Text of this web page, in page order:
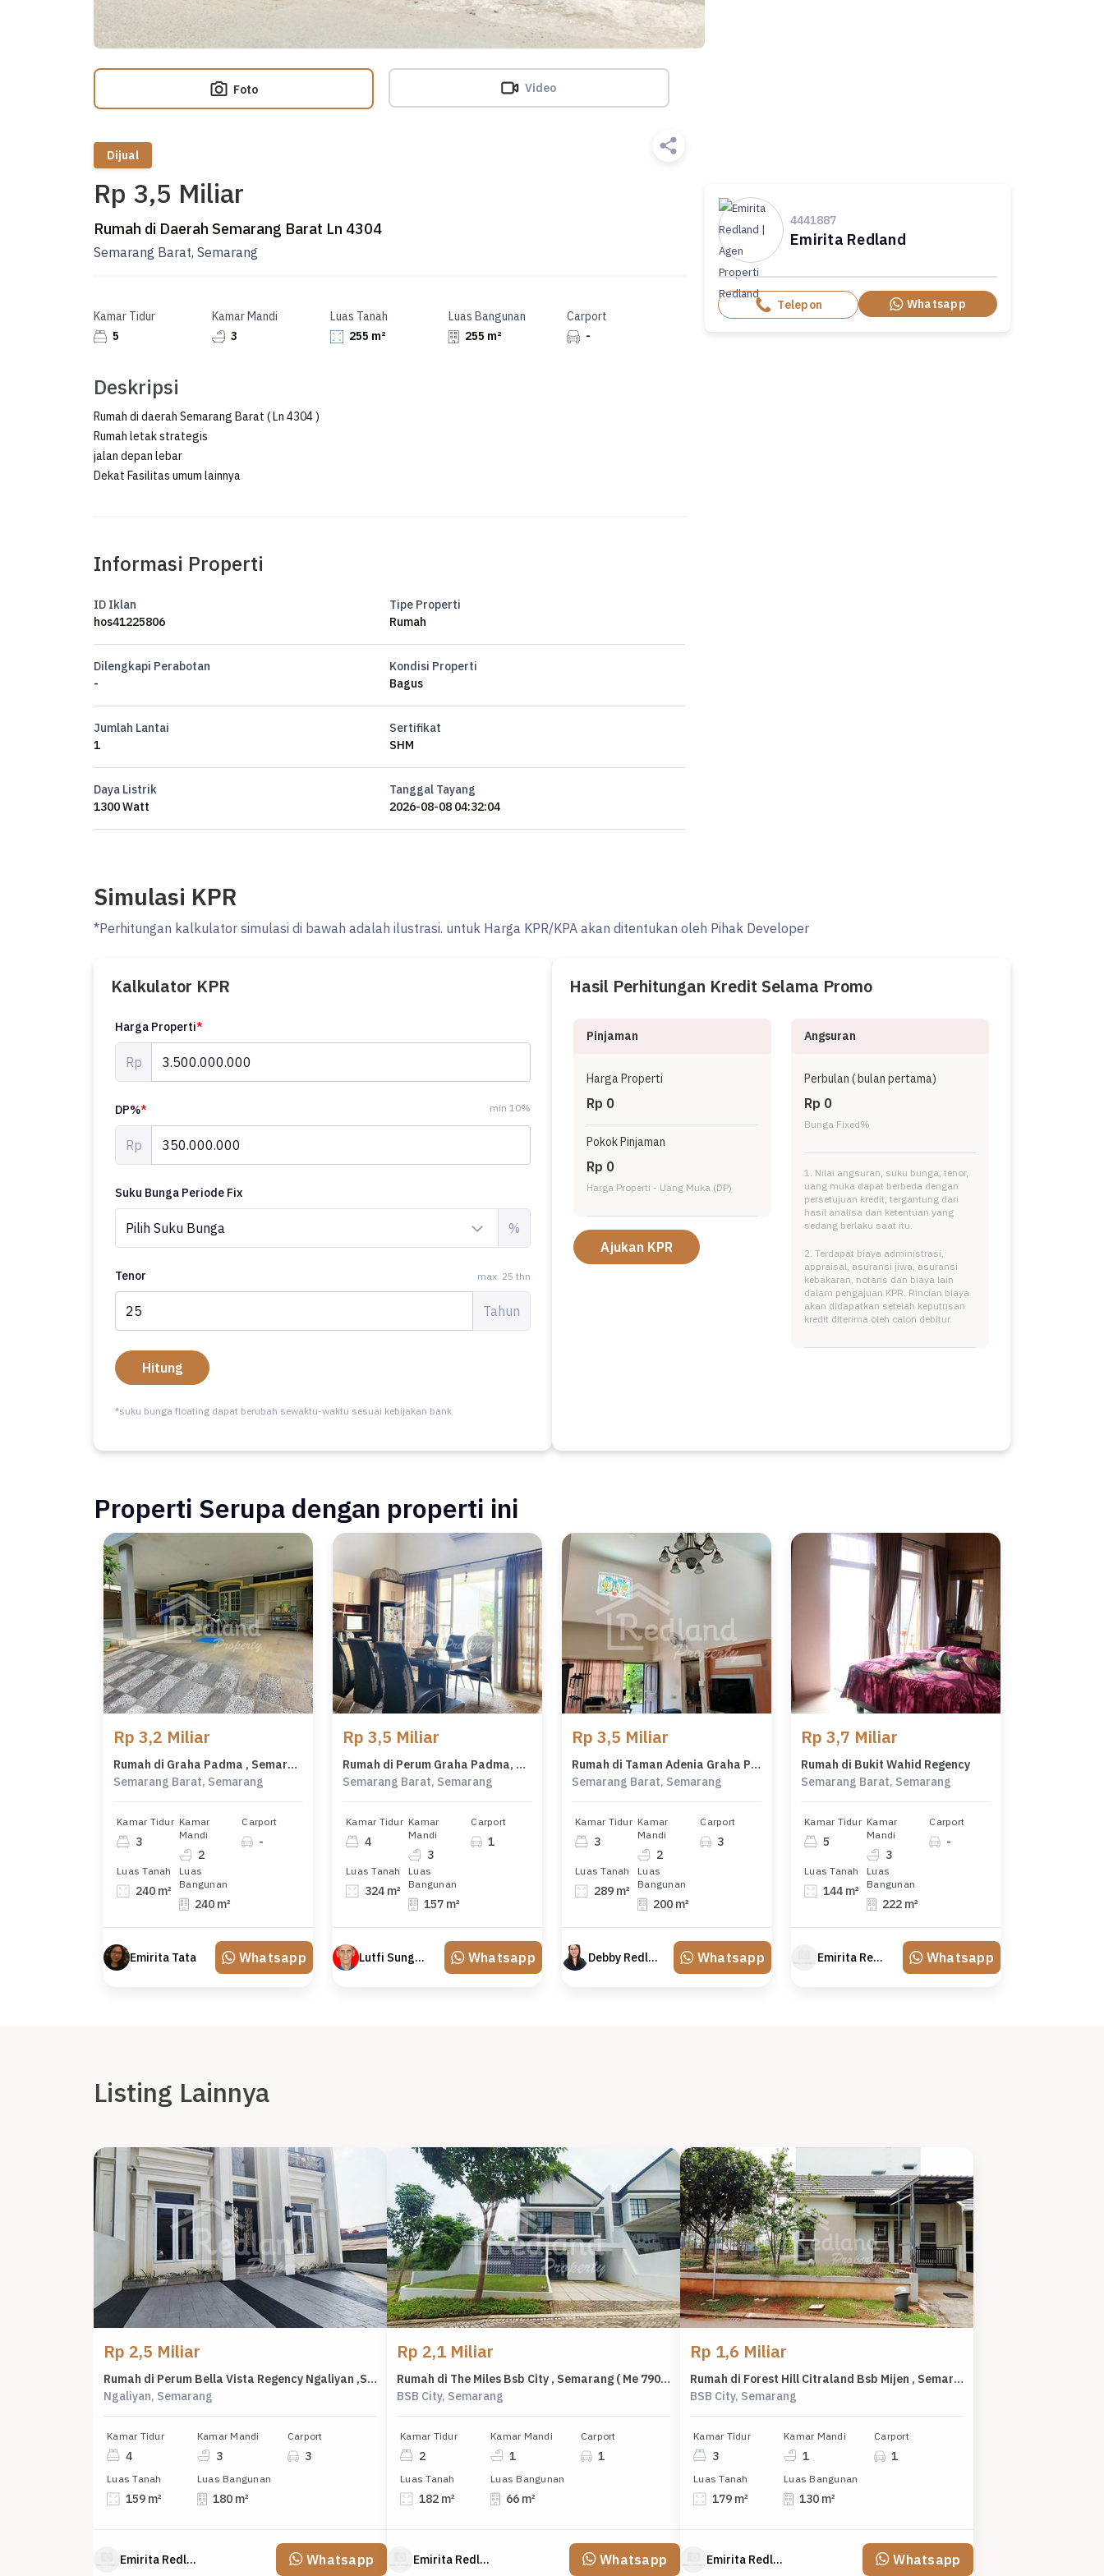
Foto Video
Dijual
Rp 3,5 Miliar
Rumah di Daerah Semarang Barat Ln 4304
Semarang Barat, Semarang
Kamar Tidur
5
Kamar Mandi
3
Luas Tanah
255 m²
Luas Bangunan
255 m²
Carport
-
Deskripsi
Rumah di daerah Semarang Barat ( Ln 4304 )
Rumah letak strategis
jalan depan lebar
Dekat Fasilitas umum lainnya
Informasi Properti
ID Iklan
hos41225806
Tipe Properti
Rumah
Dilengkapi Perabotan
-
Kondisi Properti
Bagus
Jumlah Lantai
1
Sertifikat
SHM
Daya Listrik
1300 Watt
Tanggal Tayang
2026-08-08 04:32:04
4441887
Emirita Redland
Telepon Whatsapp
Simulasi KPR
*Perhitungan kalkulator simulasi di bawah adalah ilustrasi. untuk Harga KPR/KPA akan ditentukan oleh Pihak Developer
Kalkulator KPR
Harga Properti*
Rp
DP%* min 10%
Rp
Suku Bunga Periode Fix
%
Tenor max. 25 thn
Tahun
Hitung
*suku bunga floating dapat berubah sewaktu-waktu sesuai kebijakan bank
Hasil Perhitungan Kredit Selama Promo
Pinjaman
Harga Properti
Rp 0
Pokok Pinjaman
Rp 0
Harga Properti - Uang Muka (DP)
Ajukan KPR
Angsuran
Perbulan (bulan pertama)
Rp 0
Bunga Fixed%
1. Nilai angsuran, suku bunga, tenor,
uang muka dapat berbeda dengan
persetujuan kredit, tergantung dari
hasil analisa dan ketentuan yang
sedang berlaku saat itu.
2. Terdapat biaya administrasi,
appraisal, asuransi jiwa, asuransi
kebakaran, notaris dan biaya lain
dalam pengajuan KPR. Rincian biaya
akan didapatkan setelah keputusan
kredit diterima oleh calon debitur.
Properti Serupa dengan properti ini
Rp 3,2 Miliar
Rumah di Graha Padma , Semarang Me 4623
Semarang Barat, Semarang
Kamar Tidur
3
Kamar
Mandi
2
Carport
-
Luas Tanah
240 m²
Luas
Bangunan
240 m²
Emirita Tata Whatsapp
Rp 3,5 Miliar
Rumah di Perum Graha Padma, Semarang Baratls 5918
Semarang Barat, Semarang
Kamar Tidur
4
Kamar
Mandi
3
Carport
1
Luas Tanah
324 m²
Luas
Bangunan
157 m²
Lutfi Sungkar Whatsapp
Rp 3,5 Miliar
Rumah di Taman Adenia Graha Padma , Semarang ( De 8791 )
Semarang Barat, Semarang
Kamar Tidur
3
Kamar
Mandi
2
Carport
3
Luas Tanah
289 m²
Luas
Bangunan
200 m²
Debby Redland Whatsapp
Rp 3,7 Miliar
Rumah di Bukit Wahid Regency
Semarang Barat, Semarang
Kamar Tidur
5
Kamar
Mandi
3
Carport
-
Luas Tanah
144 m²
Luas
Bangunan
222 m²
Emirita Redland Whatsapp
Listing Lainnya
Rp 2,5 Miliar
Rumah di Perum Bella Vista Regency Ngaliyan ,Semarang Vn 6686
Ngaliyan, Semarang
Kamar Tidur
4
Kamar Mandi
3
Carport
3
Luas Tanah
159 m²
Luas Bangunan
180 m²
Emirita Redland Whatsapp
Rp 2,1 Miliar
Rumah di The Miles Bsb City , Semarang ( Me 7905 )
BSB City, Semarang
Kamar Tidur
2
Kamar Mandi
1
Carport
1
Luas Tanah
182 m²
Luas Bangunan
66 m²
Emirita Redland Whatsapp
Rp 1,6 Miliar
Rumah di Forest Hill Citraland Bsb Mijen , Semarang Si 5832
BSB City, Semarang
Kamar Tidur
3
Kamar Mandi
1
Carport
1
Luas Tanah
179 m²
Luas Bangunan
130 m²
Emirita Redland Whatsapp